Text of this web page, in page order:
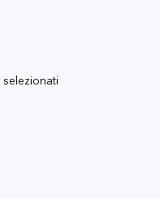
selezionati